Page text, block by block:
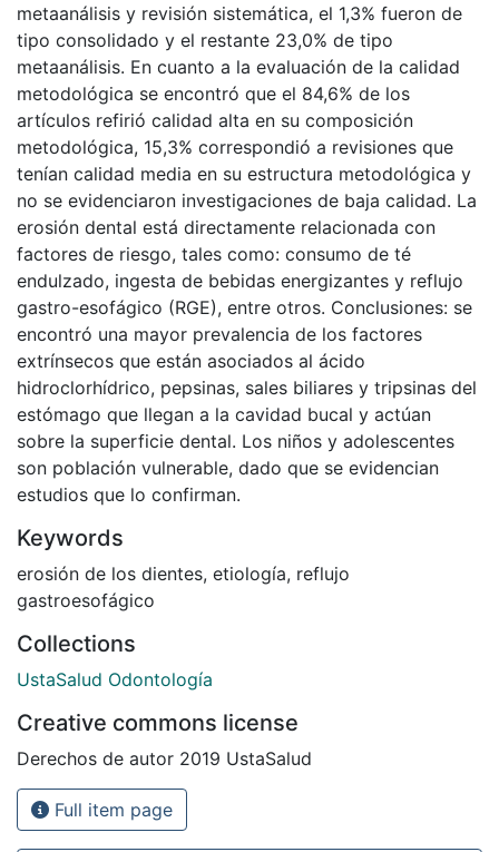
metaanálisis y revisión sistemática, el 1,3% fueron de
tipo consolidado y el restante 23,0% de tipo
metaanálisis. En cuanto a la evaluación de la calidad
metodológica se encontró que el 84,6% de los
artículos refirió calidad alta en su composición
metodológica, 15,3% correspondió a revisiones que
tenían calidad media en su estructura metodológica y
no se evidenciaron investigaciones de baja calidad. La
erosión dental está directamente relacionada con
factores de riesgo, tales como: consumo de té
endulzado, ingesta de bebidas energizantes y reflujo
gastro-esofágico (RGE), entre otros. Conclusiones: se
encontró una mayor prevalencia de los factores
extrínsecos que están asociados al ácido
hidroclorhídrico, pepsinas, sales biliares y tripsinas del
estómago que llegan a la cavidad bucal y actúan
sobre la superficie dental. Los niños y adolescentes
son población vulnerable, dado que se evidencian
estudios que lo confirman.
Keywords
erosión de los dientes, etiología, reflujo
gastroesofágico
Collections
UstaSalud Odontología
Creative commons license
Derechos de autor 2019 UstaSalud
Full item page